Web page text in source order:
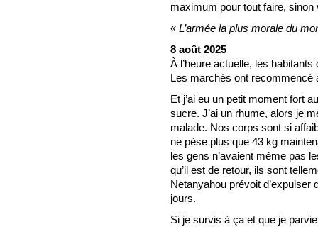
maximum pour tout faire, sinon
« L’armée la plus morale du
8 août 2025
À l’heure actuelle, les
Les marchés ont recommencé
Et j’ai eu un petit moment fort
sucre. J’ai un rhume, alors je
malade. Nos corps sont si
ne pèse plus que 43 kg
les gens n’avaient même pas
qu’il est de retour, ils sont
Netanyahou prévoit
jours.
Si je survis à ça et que je